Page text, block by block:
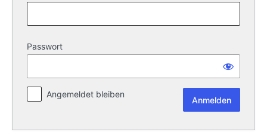
Passwort
Angemeldet bleiben